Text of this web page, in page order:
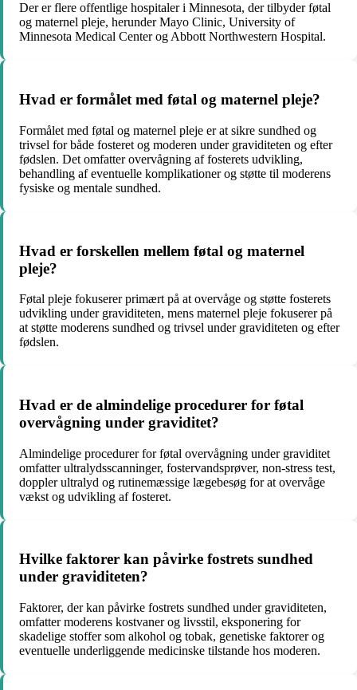
Der er flere offentlige hospitaler i Minnesota, der tilbyder føtal
og maternel pleje, herunder Mayo Clinic, University of
Minnesota Medical Center og Abbott Northwestern Hospital.
Hvad er formålet med føtal og maternel pleje?
Formålet med føtal og maternel pleje er at sikre sundhed og
trivsel for både fosteret og moderen under graviditeten og efter
fødslen. Det omfatter overvågning af fosterets udvikling,
behandling af eventuelle komplikationer og støtte til moderens
fysiske og mentale sundhed.
Hvad er forskellen mellem føtal og maternel
pleje?
Føtal pleje fokuserer primært på at overvåge og støtte fosterets
udvikling under graviditeten, mens maternel pleje fokuserer på
at støtte moderens sundhed og trivsel under graviditeten og efter
fødslen.
Hvad er de almindelige procedurer for føtal
overvågning under graviditet?
Almindelige procedurer for føtal overvågning under graviditet
omfatter ultralydsscanninger, fostervandsprøver, non-stress test,
doppler ultralyd og rutinemæssige lægebesøg for at overvåge
vækst og udvikling af fosteret.
Hvilke faktorer kan påvirke fostrets sundhed
under graviditeten?
Faktorer, der kan påvirke fostrets sundhed under graviditeten,
omfatter moderens kostvaner og livsstil, eksponering for
skadelige stoffer som alkohol og tobak, genetiske faktorer og
eventuelle underliggende medicinske tilstande hos moderen.